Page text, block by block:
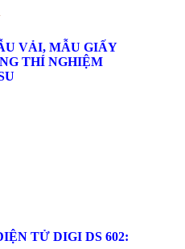
VẢI, MẪU GIẤY
THÍ NGHIỆM
TỬ DIGI DS 602: